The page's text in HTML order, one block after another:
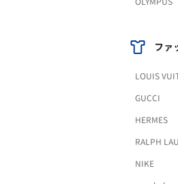
ファ
LOUIS
GUCCI
HERMES
RALPH
NIKE